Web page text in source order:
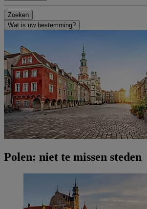
Zoeken
Wat is uw bestemming?
Polen: niet te missen steden